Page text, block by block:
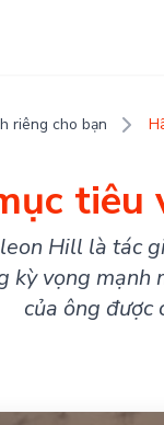
riêng cho bạn
tiêu
Hill là tác
kỳ vọng mạnh
của ông được